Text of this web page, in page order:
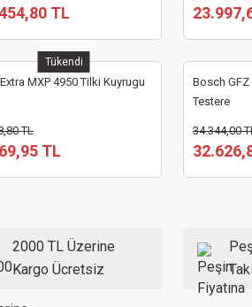
TL
Tükendi
MXP 4950 Tilki Kuyrugu
TL
TL
Bosch GFZ
Testere
34.344,00
2000 TL Üzerine
Kargo Ücretsiz